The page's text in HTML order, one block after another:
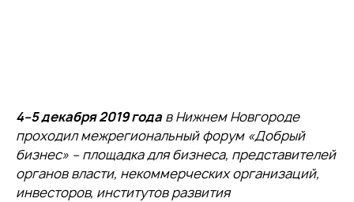
4–5 декабря 2019 года в Нижнем Новгороде
проходил межрегиональный форум «Добрый
бизнес» – площадка для бизнеса, представителей
органов власти, некоммерческих организаций,
инвесторов, институтов развития